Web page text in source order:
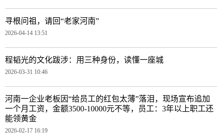
寻根问祖，请回“老家河南”
2026-04-14 13:51
程韬光的文化跋涉：用三种身份，读懂一座城
2026-03-31 10:46
河南一企业老板因“给员工的红包太薄”落泪，现场宣布追加
一个月工资，金额3500-10000元不等，员工：3年以上职工还
能领黄金
2026-02-17 16:19